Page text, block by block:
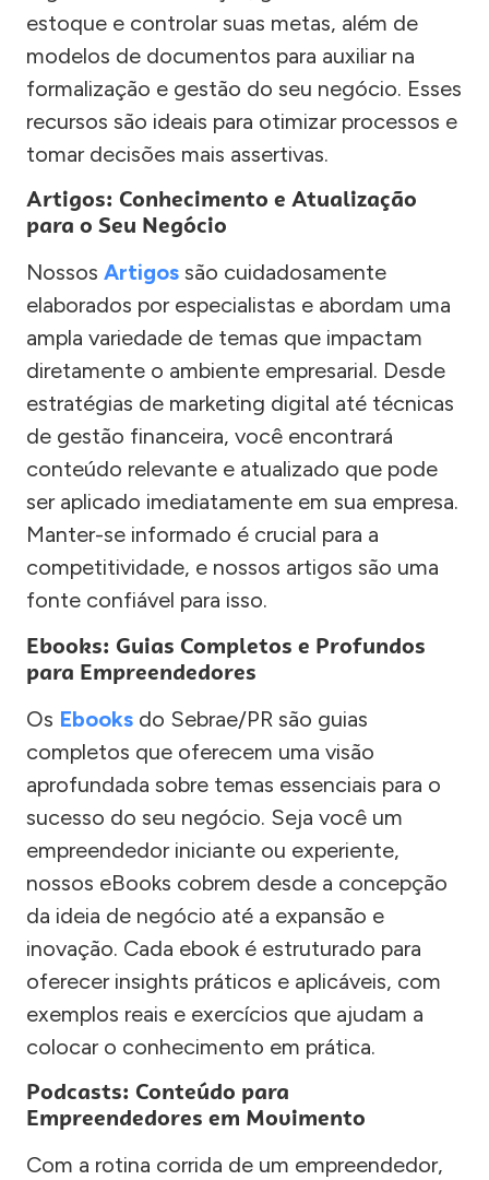
estoque e controlar suas metas, além de
modelos de documentos para auxiliar na
formalização e gestão do seu negócio. Esses
recursos são ideais para otimizar processos e
tomar decisões mais assertivas.
Artigos: Conhecimento e Atualização
para o Seu Negócio
Nossos Artigos são cuidadosamente
elaborados por especialistas e abordam uma
ampla variedade de temas que impactam
diretamente o ambiente empresarial. Desde
estratégias de marketing digital até técnicas
de gestão financeira, você encontrará
conteúdo relevante e atualizado que pode
ser aplicado imediatamente em sua empresa.
Manter-se informado é crucial para a
competitividade, e nossos artigos são uma
fonte confiável para isso.
Ebooks: Guias Completos e Profundos
para Empreendedores
Os Ebooks do Sebrae/PR são guias
completos que oferecem uma visão
aprofundada sobre temas essenciais para o
sucesso do seu negócio. Seja você um
empreendedor iniciante ou experiente,
nossos eBooks cobrem desde a concepção
da ideia de negócio até a expansão e
inovação. Cada ebook é estruturado para
oferecer insights práticos e aplicáveis, com
exemplos reais e exercícios que ajudam a
colocar o conhecimento em prática.
Podcasts: Conteúdo para
Empreendedores em Movimento
Com a rotina corrida de um empreendedor,